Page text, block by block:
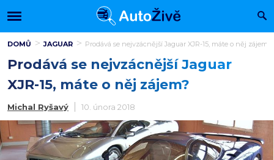
DOMŮ JAGUAR Prodává se nejvzácnější Jaguar XJR-15, máte o něj zájem?
Prodává se nejvzácnější Jaguar
XJR-15, máte o něj zájem?
Michal Ryšavý 10. února 2018